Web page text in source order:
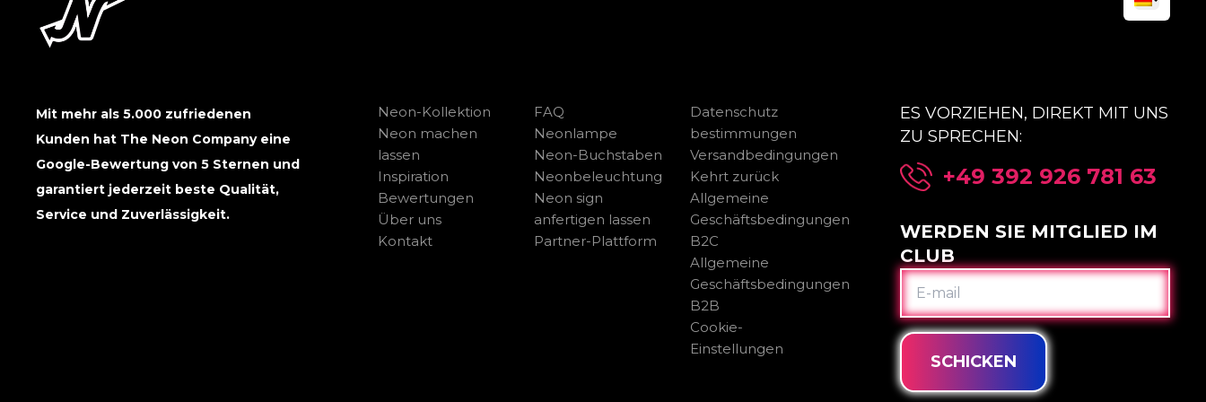
Mit mehr als 5.000 zufriedenen
Kunden hat The Neon Company eine
Google-Bewertung von 5 Sternen und
garantiert jederzeit beste Qualität,
Service und Zuverlässigkeit.
Neon-Kollektion
Neon machen
lassen
Inspiration
Bewertungen
Über uns
Kontakt
FAQ
Neonlampe
Neon-Buchstaben
Neonbeleuchtung
Neon sign
anfertigen lassen
Partner-Plattform
Datenschutz
bestimmungen
Versandbedingungen
Kehrt zurück
Allgemeine
Geschäftsbedingungen
B2C
Allgemeine
Geschäftsbedingungen
B2B
Cookie-
Einstellungen
ES VORZIEHEN, DIREKT MIT UNS
ZU SPRECHEN:
+49 392 926 781 63
WERDEN SIE MITGLIED IM
CLUB
E-
MAIL
SCHICKEN